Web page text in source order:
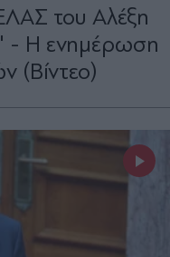
του Αλέξη
- Η ενημέρωση
(Βίντεο)